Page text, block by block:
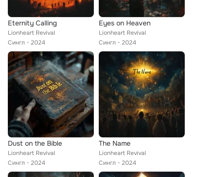
Eternity Calling
Lionheart Revival
Сингл
2024
Eyes on Heaven
Lionheart Revival
Сингл
2024
Dust on the Bible
Lionheart Revival
Сингл
2024
The Name
Lionheart Revival
Сингл
2024